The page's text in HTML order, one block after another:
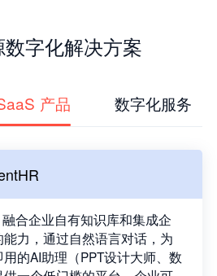
数字化解决方案
产品 数字化服务
合企业自有知识库和集成企
力，通过自然语言对话，为
的AI助理（PPT设计大师、数